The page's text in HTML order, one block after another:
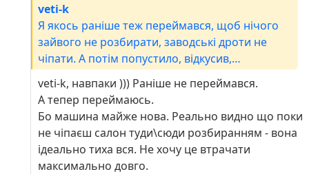
veti-k
Я якось раніше теж переймався, щоб нічого
зайвого не розбирати, заводські дроти не
чіпати. А потім попустило, відкусив,
кремпером обтиснув і не гірше завода🙂
veti-k, навпаки ))) Раніше не переймався.
А тепер переймаюсь.
Бо машина майже нова. Реально видно що поки
не чіпаєш салон туди\сюди розбиранням - вона
ідеально тиха вся. Не хочу це втрачати
максимально довго.